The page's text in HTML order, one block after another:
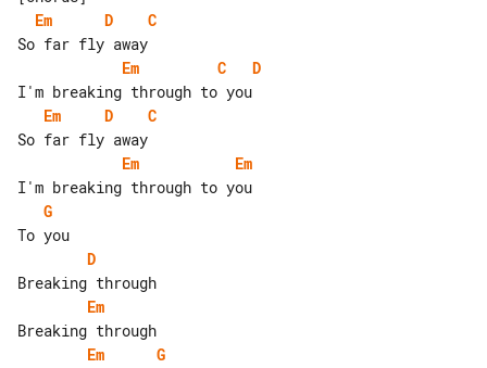
Em
D
C
Em
C
D
Em
D
C
Em
Em
G
D
Em
Em
G